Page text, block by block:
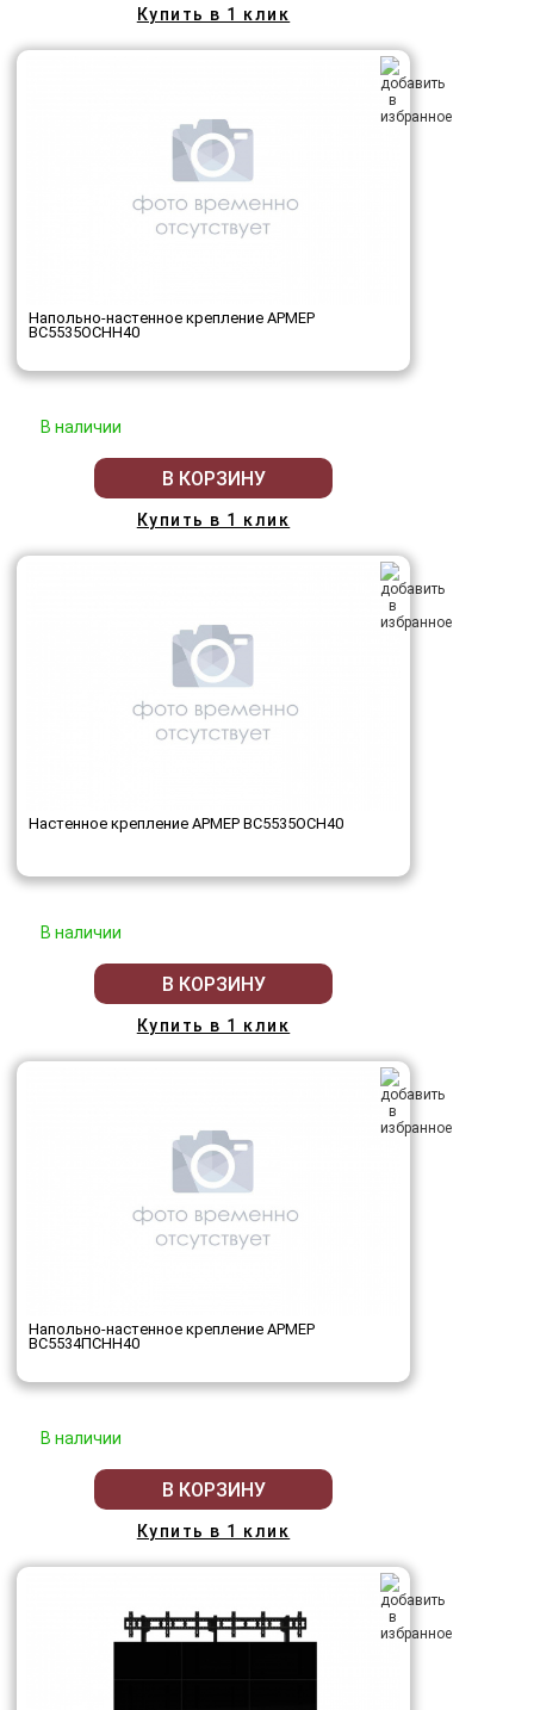
Купить в 1 клик
Напольно-настенное крепление АРМЕР
ВС5535ОСНН40
В наличии
В КОРЗИНУ
Купить в 1 клик
Настенное крепление АРМЕР ВС5535ОСН40
В наличии
В КОРЗИНУ
Купить в 1 клик
Напольно-настенное крепление АРМЕР
ВС5534ПСНН40
В наличии
В КОРЗИНУ
Купить в 1 клик